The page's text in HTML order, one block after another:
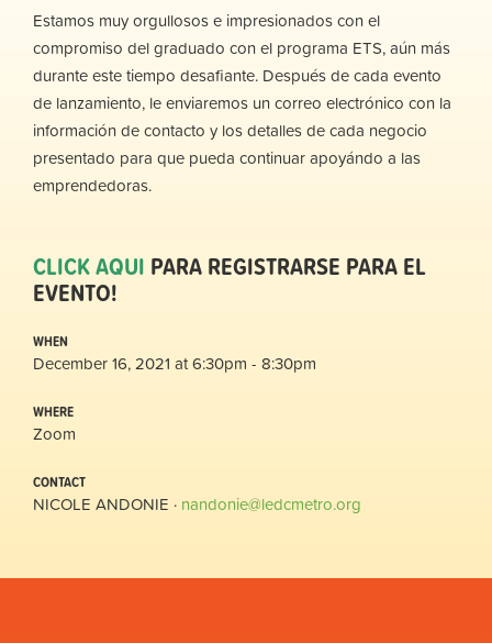
Estamos muy orgullosos e impresionados con el
compromiso del graduado con el programa ETS, aún más
durante este tiempo desafiante. Después de cada evento
de lanzamiento, le enviaremos un correo electrónico con la
información de contacto y los detalles de cada negocio
presentado para que pueda continuar apoyándo a las
emprendedoras.
CLICK AQUI PARA REGISTRARSE PARA EL
EVENTO!
WHEN
December 16, 2021 at 6:30pm - 8:30pm
WHERE
Zoom
CONTACT
NICOLE ANDONIE · nandonie@ledcmetro.org